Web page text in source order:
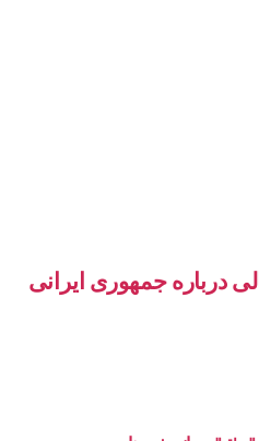
درباره جمهوری ایرانی